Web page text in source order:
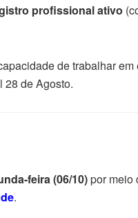
profissional ativo
de trabalhar
28 de Agosto.
feira (06/10)por meio
.